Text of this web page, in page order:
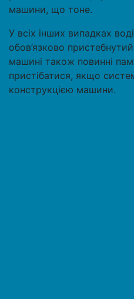
машини, що тоне.
У всіх інших випадках
обов’язково
машині також повинні
пристібатися, якщо
конструкцією машини.